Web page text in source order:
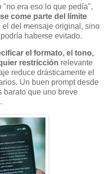
era eso lo que pedía",
come parte del límite
el del mensaje original, sino
haberse evitado.
el formato, el tono,
restricción relevante
reduce drásticamente el
Un buen prompt desde
barato que uno breve